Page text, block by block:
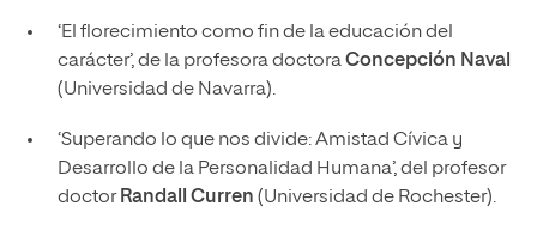
‘El florecimiento como fin de la educación del
carácter’, de la profesora doctoraConcepción Naval
(Universidad de Navarra).
‘Superando lo que nos divide: Amistad Cívica y
Desarrollo de la Personalidad Humana’, del profesor
doctor Randall Curren (Universidad de Rochester).